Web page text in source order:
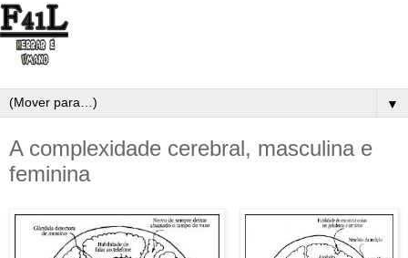
▼
A complexidade cerebral, masculina e
feminina